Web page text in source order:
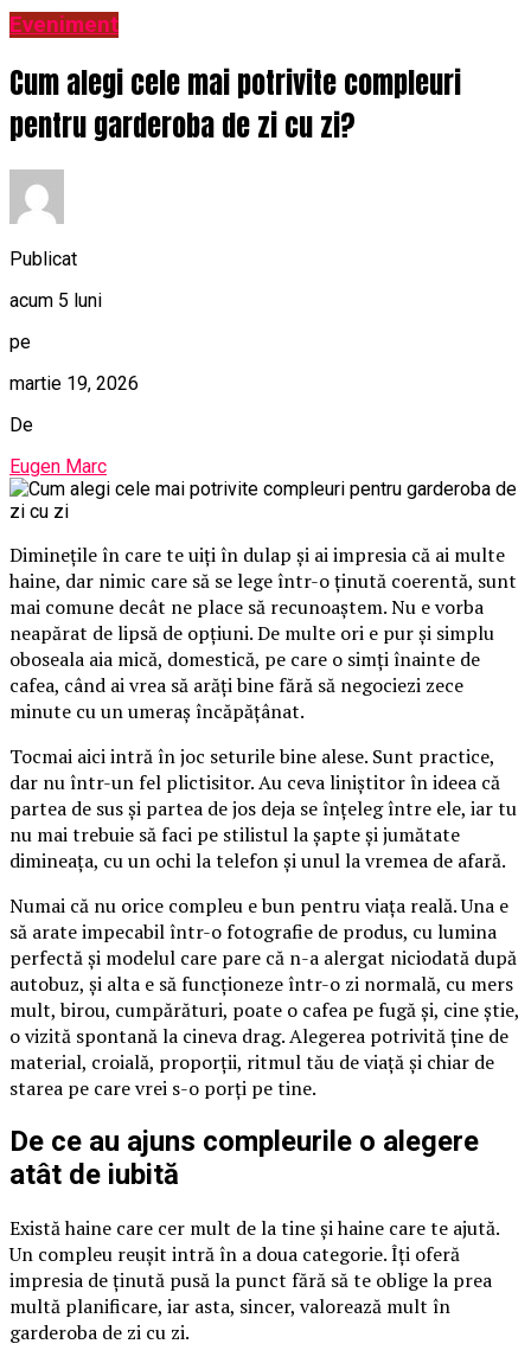
Eveniment
Cum alegi cele mai potrivite compleuri
pentru garderoba de zi cu zi?
Publicat
acum 5 luni
pe
martie 19, 2026
De
Eugen Marc
Diminețile în care te uiți în dulap și ai impresia că ai multe
haine, dar nimic care să se lege într-o ținută coerentă, sunt
mai comune decât ne place să recunoaștem. Nu e vorba
neapărat de lipsă de opțiuni. De multe ori e pur și simplu
oboseala aia mică, domestică, pe care o simți înainte de
cafea, când ai vrea să arăți bine fără să negociezi zece
minute cu un umeraș încăpățânat.
Tocmai aici intră în joc seturile bine alese. Sunt practice,
dar nu într-un fel plictisitor. Au ceva liniștitor în ideea că
partea de sus și partea de jos deja se înțeleg între ele, iar tu
nu mai trebuie să faci pe stilistul la șapte și jumătate
dimineața, cu un ochi la telefon și unul la vremea de afară.
Numai că nu orice compleu e bun pentru viața reală. Una e
să arate impecabil într-o fotografie de produs, cu lumina
perfectă și modelul care pare că n-a alergat niciodată după
autobuz, și alta e să funcționeze într-o zi normală, cu mers
mult, birou, cumpărături, poate o cafea pe fugă și, cine știe,
o vizită spontană la cineva drag. Alegerea potrivită ține de
material, croială, proporții, ritmul tău de viață și chiar de
starea pe care vrei s-o porți pe tine.
De ce au ajuns compleurile o alegere
atât de iubită
Există haine care cer mult de la tine și haine care te ajută.
Un compleu reușit intră în a doua categorie. Îți oferă
impresia de ținută pusă la punct fără să te oblige la prea
multă planificare, iar asta, sincer, valorează mult în
garderoba de zi cu zi.